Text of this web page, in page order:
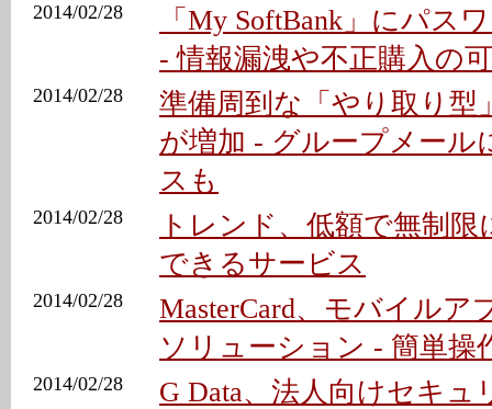
2014/02/28
「My SoftBank」にパス
- 情報漏洩や不正購入の
2014/02/28
準備周到な「やり取り型
が増加 - グループメール
スも
2014/02/28
トレンド、低額で無制
できるサービス
2014/02/28
MasterCard、モバイルア
ソリューション - 簡単操
2014/02/28
G Data、法人向けセキュ